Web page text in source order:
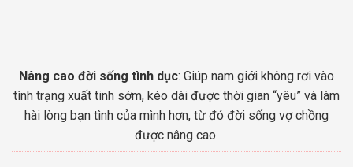
Nâng cao đời sống tình dục: Giúp nam giới không rơi vào
tình trạng xuất tinh sớm, kéo dài được thời gian “yêu” và làm
hài lòng bạn tình của mình hơn, từ đó đời sống vợ chồng
được nâng cao.